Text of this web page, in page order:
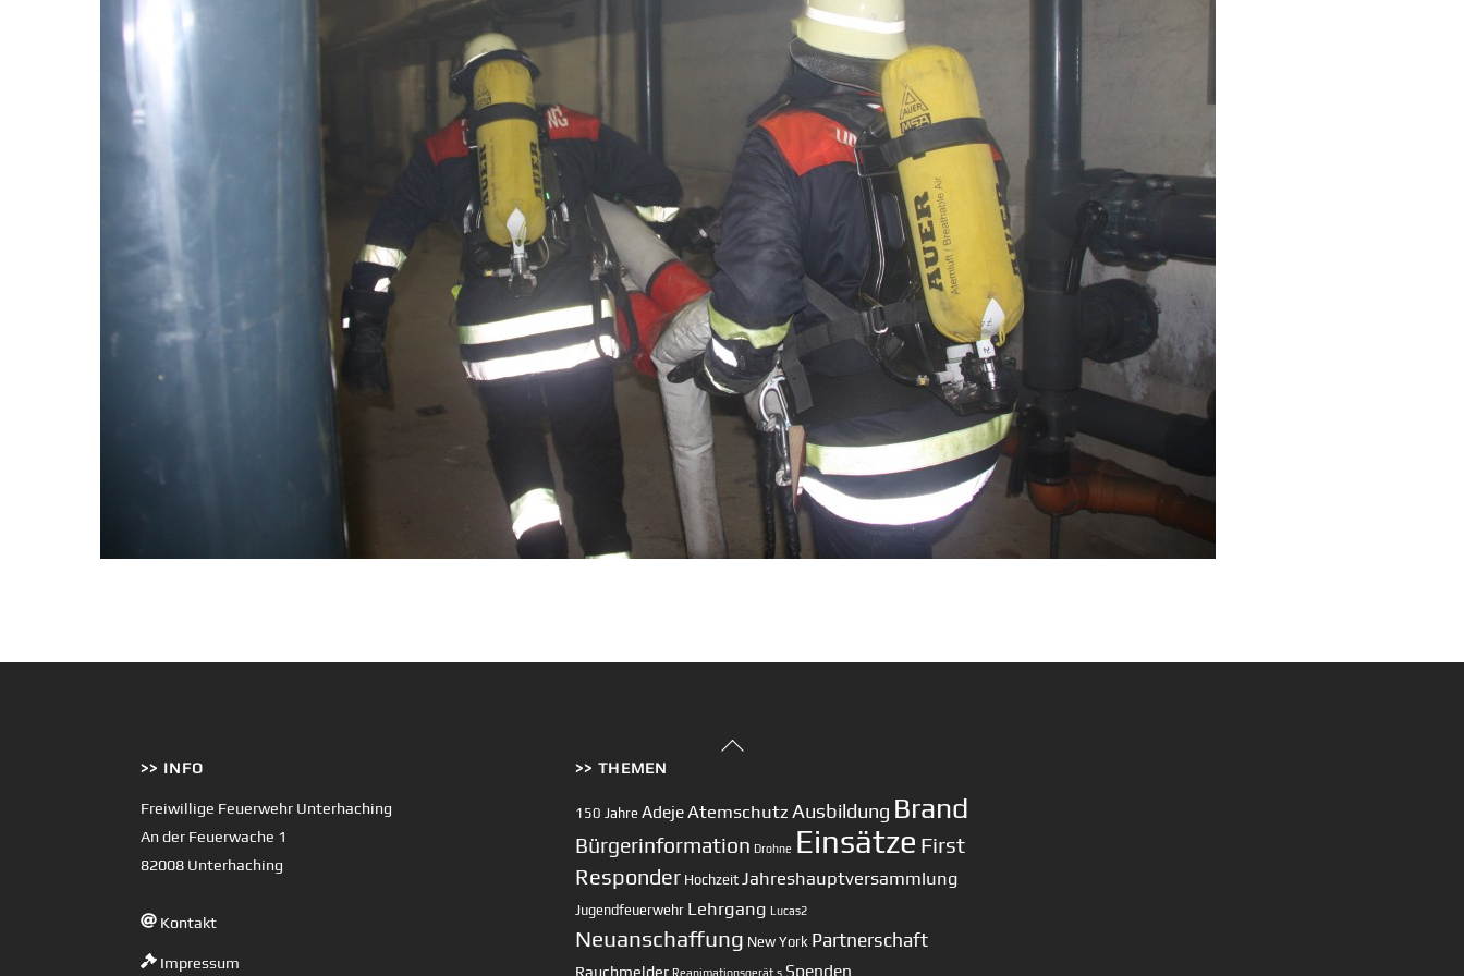
Back
>> INFO
Freiwillige Feuerwehr Unterhaching
An der Feuerwache 1
82008 Unterhaching
Kontakt
Impressum
>> THEMEN
150 Jahre AdejeAtemschutz Ausbildung Brand
Bürgerinformation Drohne Einsätze First
Responder Hochzeit Jahreshauptversammlung
Jugendfeuerwehr Lehrgang Lucas2
Neuanschaffung New York Partnerschaft
Rauchmelder Reanimationsgerät s Spenden